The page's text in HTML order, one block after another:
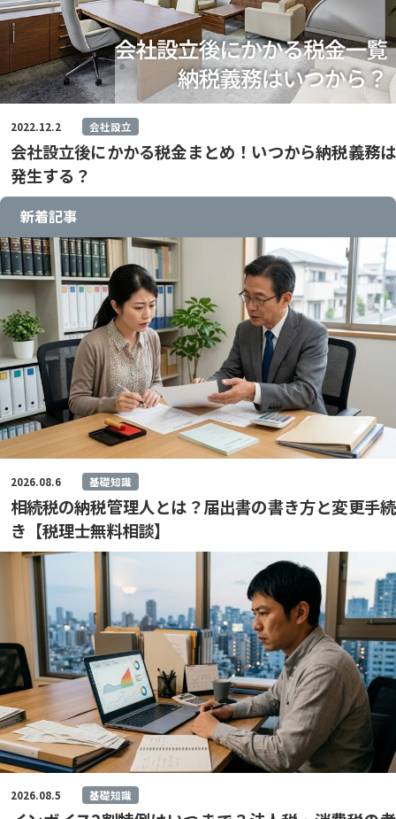
2022.12.2 会社設立
会社設立後にかかる税金まとめ！いつから納税義務は
発生する？
新着記事
2026.08.6 基礎知識
相続税の納税管理人とは？届出書の書き方と変更手続
き【税理士無料相談】
2026.08.5 基礎知識